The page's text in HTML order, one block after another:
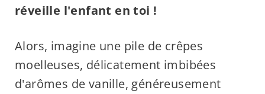
réveille l'enfant en toi !
Alors, imagine une pile de crêpes
moelleuses, délicatement imbibées
d'arômes de vanille, généreusement